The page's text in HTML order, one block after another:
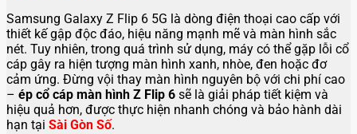
Samsung Galaxy Z Flip 6 5G là dòng điện thoại cao cấp với
thiết kế gập độc đáo, hiệu năng mạnh mẽ và màn hình sắc
nét. Tuy nhiên, trong quá trình sử dụng, máy có thể gặp lỗi cổ
cáp gây ra hiện tượng màn hình xanh, nhòe, đen hoặc đơ
cảm ứng. Đừng vội thay màn hình nguyên bộ với chi phí cao
– ép cổ cáp màn hình Z Flip 6 sẽ là giải pháp tiết kiệm và
hiệu quả hơn, được thực hiện nhanh chóng và bảo hành dài
hạn tại Sài Gòn Số.